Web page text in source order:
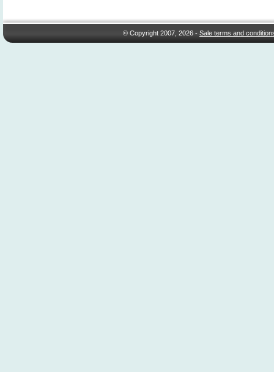
© Copyright 2007, 2026 -Sale terms and